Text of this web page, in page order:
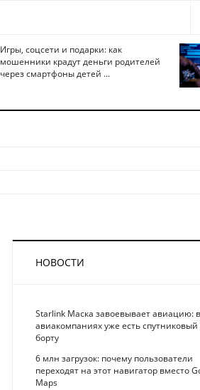
Игры, соцсети и подарки: как
мошенники крадут деньги родителей
через смартфоны детей ...
НОВОСТИ
Starlink Маска завоевывает авиацию:
авиакомпаниях уже есть спутниковый
борту
6 млн загрузок: почему пользователи
переходят на этот навигатор вместо
Maps